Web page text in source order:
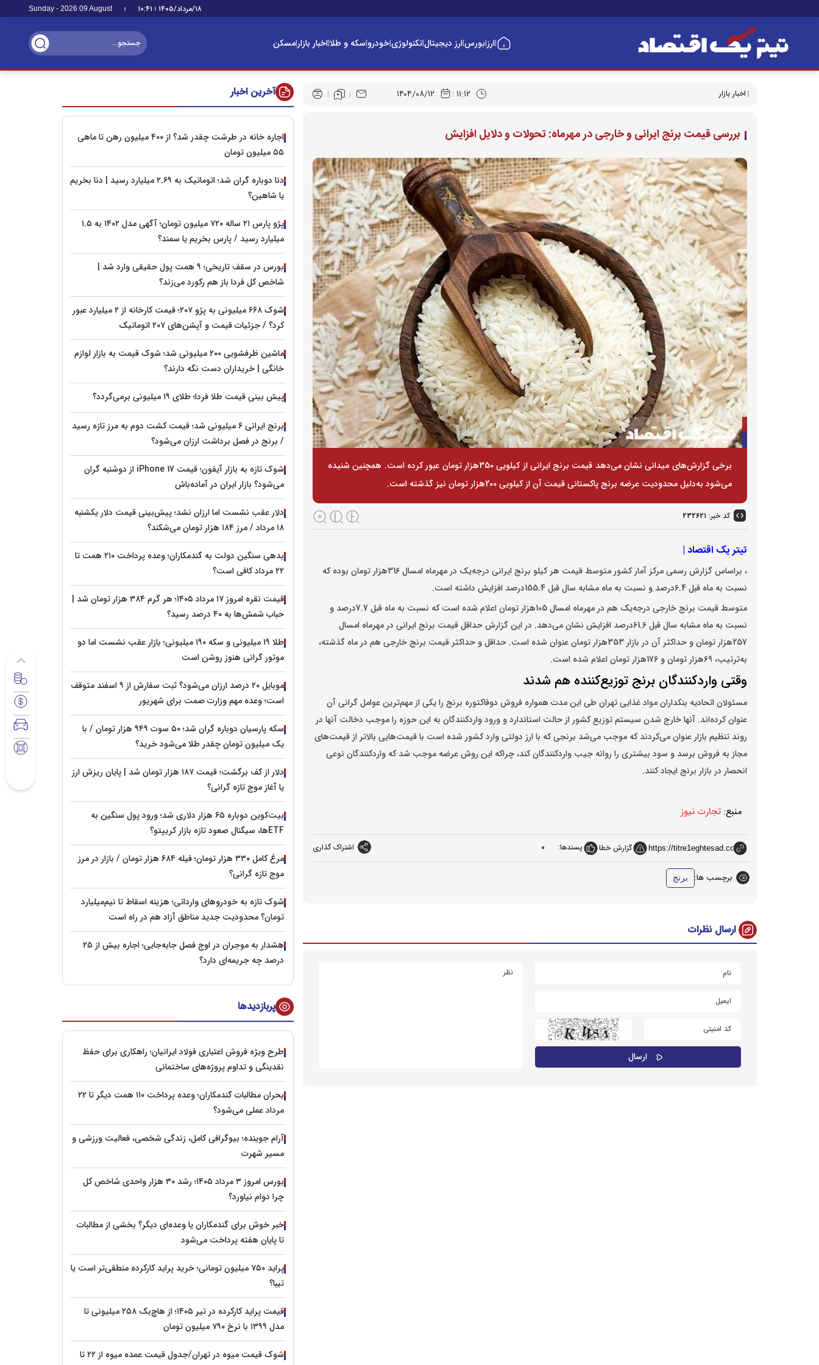
۱۸/مرداد/۱۴۰۵ ۱۰:۴۱ Sunday - 2026 09 August
|ارز|بورس|ارز دیجیتال|تکنولوژی|خودرو|سکه و طلا|اخبار بازار|مسکن
اخبار بازار ۱۴۰۴/۰۸/۱۲ ۱۱:۱۲
بررسی قیمت برنج ایرانی و خارجی در مهرماه: تحولات و دلایل افزایش
برخی گزارش‌های میدانی نشان می‌دهد قیمت برنج ایرانی از کیلویی 350هزار تومان عبور کرده است. همچنین شنیده
می‌شود به‌دلیل محدودیت عرضه برنج پاکستانی قیمت آن از کیلویی 200هزار تومان نیز گذشته است.
کد خبر: ۲۳۲۶۲۱
تیتر یک اقتصاد |
، براساس گزارش رسمی مرکز آمار کشور متوسط قیمت هر کیلو برنج ایرانی درجه‌یک در مهرماه امسال 316هزار تومان بوده که
نسبت به ‌ماه قبل 6.4درصد و نسبت به ‌ماه مشابه سال قبل 155.4درصد افزایش داشته است.
متوسط قیمت برنج خارجی درجه‌یک هم در مهرماه امسال 105هزار تومان اعلام شده است که نسبت به ‌ماه قبل 7.7درصد و
نسبت به ‌ماه مشابه سال قبل 61.6درصد افزایش نشان می‌دهد. در این گزارش حداقل قیمت برنج ایرانی در مهرماه امسال
257هزار تومان و حداکثر آن در بازار 353هزار تومان عنوان شده است. حداقل و حداکثر قیمت برنج خارجی هم در ماه گذشته،
به‌ترتیب، 69هزار تومان و 176هزار تومان اعلام شده است.
وقتی واردکنندگان برنج توزیع‌کننده هم شدند
مسئولان اتحادیه بنکداران مواد غذایی تهران طی این مدت همواره فروش دوفاکتوره برنج را یکی از مهم‌ترین عوامل گرانی آن
عنوان کرده‌اند. آنها خارج شدن سیستم توزیع کشور از حالت استاندارد و ورود واردکنندگان به این حوزه را موجب دخالت آنها در
روند تنظیم بازار عنوان می‌کردند که موجب می‌شد برنجی که با ارز دولتی وارد کشور شده است با قیمت‌هایی بالاتر از قیمت‌های
مجاز به فروش برسد و سود بیشتری را روانه جیب واردکنندگان کند، چراکه این روش عرضه موجب شد که واردکنندگان نوعی
انحصار در بازار برنج ایجاد کنند.
منبع: تجارت نیوز
گزارش خطا پسندها: 0 اشتراک گذاری
برچسب ها: برنج
ارسال نظرات
آخرین اخبار
اجاره خانه در طرشت چقدر شد؟ از ۴۰۰ میلیون رهن تا ماهی
۵۵ میلیون تومان
دنا دوباره گران شد؛ اتوماتیک به ۲.۶۹ میلیارد رسید | دنا بخریم
یا شاهین؟
پژو پارس ۲۱ ساله ۷۲۰ میلیون تومان؛ آگهی مدل ۱۴۰۲ به ۱.۵
میلیارد رسید / پارس بخریم یا سمند؟
بورس در سقف تاریخی؛ ۹ همت پول حقیقی وارد شد |
شاخص کل فردا باز هم رکورد می‌زند؟
شوک ۶۶۸ میلیونی به پژو ۲۰۷؛ قیمت کارخانه از ۲ میلیارد عبور
کرد؟ / جزئیات قیمت و آپشن‌های ۲۰۷ اتوماتیک
ماشین ظرفشویی ۲۰۰ میلیونی شد؛ شوک قیمت به بازار لوازم
خانگی | خریداران دست نگه دارند؟
پیش‌ بینی قیمت طلا فردا؛ طلای ۱۹ میلیونی برمی‌گردد؟
برنج ایرانی ۶ میلیونی شد؛ قیمت کشت دوم به مرز تازه رسید
/ برنج در فصل برداشت ارزان می‌شود؟
شوک تازه به بازار آیفون؛ قیمت iPhone 17 از دوشنبه گران
می‌شود؟ بازار ایران در آماده‌باش
دلار عقب نشست اما ارزان نشد؛ پیش‌بینی قیمت دلار یکشنبه
۱۸ مرداد / مرز ۱۸۴ هزار تومان می‌شکند؟
بدهی سنگین دولت به گندمکاران؛ وعده پرداخت ۲۱۰ همت تا
۲۲ مرداد کافی است؟
قیمت نقره امروز ۱۷ مرداد ۱۴۰۵؛ هر گرم ۳۸۴ هزار تومان شد |
حباب شمش‌ها به ۴۰ درصد رسید؟
طلا ۱۹ میلیونی و سکه ۱۹۰ میلیونی؛ بازار عقب نشست اما دو
موتور گرانی هنوز روشن است
موبایل ۲۰ درصد ارزان می‌شود؟ ثبت سفارش از ۹ اسفند متوقف
است؛ وعده مهم وزارت صمت برای شهریور
سکه پارسیان دوباره گران شد؛ ۵۰ سوت ۹۴۹ هزار تومان / با
یک میلیون تومان چقدر طلا می‌شود خرید؟
دلار از کف برگشت؛ قیمت ۱۸۷ هزار تومان شد | پایان ریزش ارز
یا آغاز موج تازه گرانی؟
بیت‌کوین دوباره ۶۵ هزار دلاری شد؛ ورود پول سنگین به
ETFها، سیگنال صعود تازه بازار کریپتو؟
مرغ کامل ۳۳۰ هزار تومان؛ فیله ۶۸۴ هزار تومان / بازار در مرز
موج تازه گرانی؟
شوک تازه به خودروهای وارداتی؛ هزینه اسقاط تا نیم‌میلیارد
تومان؟ محدودیت جدید مناطق آزاد هم در راه است
هشدار به موجران در اوج فصل جابه‌جایی؛ اجاره بیش از ۲۵
درصد چه جریمه‌ای دارد؟
پربازدیدها
طرح ویژه فروش اعتباری فولاد ایرانیان؛ راهکاری برای حفظ
نقدینگی و تداوم پروژه‌های ساختمانی
بحران مطالبات گندمکاران؛ وعده پرداخت ۱۱۰ همت دیگر تا ۲۲
مرداد عملی می‌شود؟
آرام جوینده؛ بیوگرافی کامل، زندگی شخصی، فعالیت ورزشی و
مسیر شهرت
بورس امروز ۳ مرداد ۱۴۰۵؛ رشد ۳۰ هزار واحدی شاخص کل
چرا دوام نیاورد؟
خبر خوش برای گندمکاران یا وعده‌ای دیگر؟ بخشی از مطالبات
تا پایان هفته پرداخت می‌شود
پراید ۷۵۰ میلیون تومانی؛ خرید پراید کارکرده منطقی‌تر است یا
تیبا؟
قیمت پراید کارکرده در تیر ۱۴۰۵؛ از هاچ‌بک ۲۵۸ میلیونی تا
مدل ۱۳۹۹ با نرخ ۷۹۰ میلیون تومان
شوک قیمت میوه در تهران/جدول قیمت عمده میوه از ۲۲ تا